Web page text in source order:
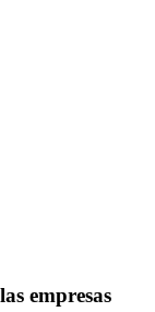
empresas